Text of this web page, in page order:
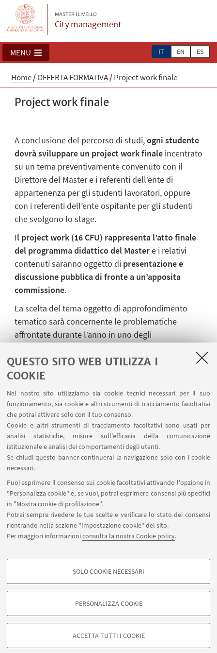
QUESTO SITO WEB UTILIZZA I
COOKIE
Nel nostro sito utilizziamo sia cookie tecnici necessari per il suo
funzionamento, sia cookie e altri strumenti di tracciamento facoltativi
che potrai attivare solo con il tuo consenso.
Cookie e altri strumenti di tracciamento facoltativi sono usati per
analisi statistiche, misure sull'efficacia della comunicazione
istituzionale e analisi dei comportamenti degli utenti.
Se chiudi questo banner continuerai la navigazione solo con i cookie
necessari.
Puoi esprimere il consenso sui cookie facoltativi attivando l'opzione in
"Personalizza cookie" e, se vuoi, potrai esprimere consensi più specifici
in "Mostra cookie di profilazione".
Potrai sempre rivedere le tue scelte e verificare lo stato dei consensi
rientrando nella sezione "Impostazione cookie" del sito.
Per maggiori informazioniconsulta la nostra Cookie policy.
COOKIE DI PROFILAZIONE - FACOLTATIVI
degli utenti, creare profili in base al loro comportamento sul sito, per analisi
di marketing.
Google/Youtube Video
SOLO COOKIE NECESSARI
PERSONALIZZA COOKIE
ACCETTA TUTTI I COOKIE
MASTER I LIVELLO
City management
IT EN ES
MENU
Home/OFFERTA FORMATIVA/Project work finale
Project work finale
A conclusione del percorso di studi,ogni studente
dovrà sviluppare un project work finale incentrato
su un tema preventivamente convenuto con il
Direttore del Master e i referenti dell’ente di
appartenenza per gli studenti lavoratori, oppure
con i referenti dell’ente ospitante per gli studenti
che svolgono lo stage.
Il project work (16 CFU) rappresenta l’atto finale
del programma didattico del Mastere i relativi
contenuti saranno oggetto di presentazione e
discussione pubblica di fronte a un’apposita
commissione.
La scelta del tema oggetto di approfondimento
tematico sarà concernente le problematiche
affrontate durante l’anno in uno degli
Emiliano Mori - XX Ed.
Raffaella Mazzotti - XX Ed.
Martina Anguillari - XX Ed.
Silvia Micheloni - XX Ed.
Seguici su:
©Copyright 2026 - ALMA MATER STUDIORUM - Università di
Privacy- Note legali-Impostazioni Cookie